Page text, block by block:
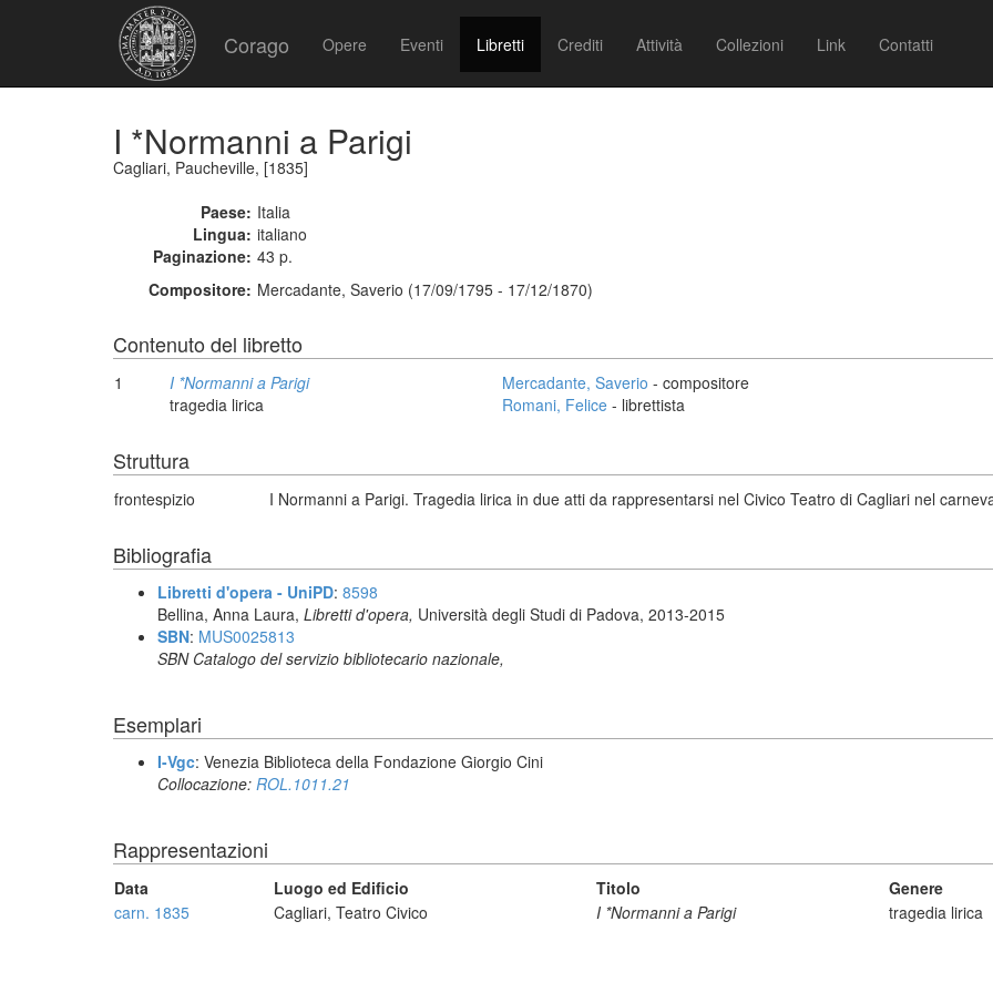
Corago Opere Eventi Libretti Crediti Attività Collezioni Link Contatti
I *Normanni a Parigi
Cagliari, Paucheville, [1835]
Paese: Italia
Lingua: italiano
Paginazione: 43 p.
Compositore: Mercadante, Saverio (17/09/1795 - 17/12/1870)
Contenuto del libretto
1
I *Normanni a Parigi
tragedia lirica
Mercadante, Saverio - compositore
Romani, Felice - librettista
Struttura
frontespizio I Normanni a Parigi. Tragedia lirica in due atti da rappresentarsi nel Civico Teatro di Cagliari nel
Bibliografia
Libretti d'opera - UniPD: 8598
Bellina, Anna Laura, Libretti d'opera, Università degli Studi di Padova, 2013-2015
SBN: MUS0025813
SBN Catalogo del servizio bibliotecario nazionale,
Esemplari
I-Vgc: Venezia Biblioteca della Fondazione Giorgio Cini
Collocazione: ROL.1011.21
Rappresentazioni
Data Luogo ed Edificio Titolo Genere
carn. 1835
Cagliari, Teatro Civico I *Normanni a Parigi tragedia lirica